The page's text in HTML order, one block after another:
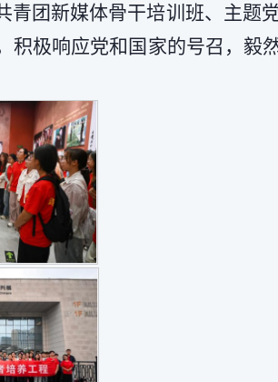
团新媒体骨干培训班、主题
极响应党和国家的号召，毅